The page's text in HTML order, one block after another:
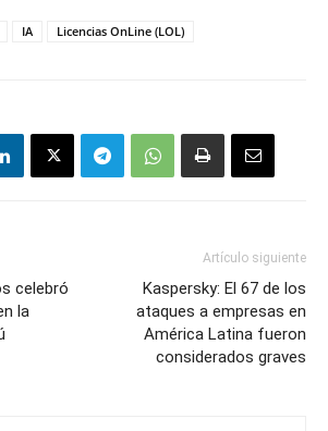
IA Licencias OnLine (LOL)
celebró
la
Artículo siguiente
Kaspersky: El 67 de los
ataques a empresas en
América Latina fueron
considerados graves